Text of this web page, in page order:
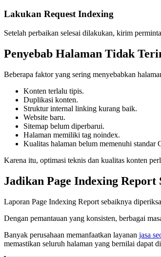
Lakukan Request Indexing
Setelah perbaikan selesai dilakukan, kirim
Penyebab Halaman Tidak
Beberapa faktor yang sering menyebabkan
Konten terlalu tipis.
Duplikasi konten.
Struktur internal linking kurang baik.
Website baru.
Sitemap belum diperbarui.
Halaman memiliki tag noindex.
Kualitas halaman belum memenuhi standar
Karena itu, optimasi teknis dan kualitas konten
Jadikan Page Indexing Report
Laporan Page Indexing Report sebaiknya
Dengan pemantauan yang konsisten, berbagai
Banyak perusahaan memanfaatkan layanan jasa
memastikan seluruh halaman yang bernilai dapat